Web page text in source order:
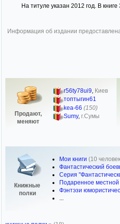
На титуле указан 2012 год. В
Информация об издании
Продают,
меняют
r56ty78ui9, Киев
топтыгин61
kea-66 (150)
Sumy, г.Сумы
Книжные
полки
Мои книги (10
Фантастический
Серия
Подаренное местной
Фэнтэзи
...